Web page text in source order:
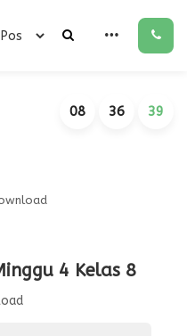
08 36 40
4 Kelas 8